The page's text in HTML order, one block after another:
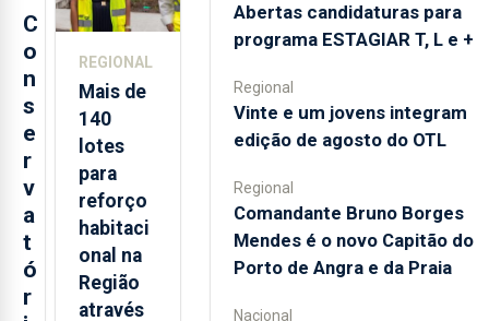
C
o
n
s
e
r
v
a
t
ó
r
REGIONAL
Mais de
140
lotes
para
reforço
habitaci
onal na
Região
através
Abertas candidaturas para
programa ESTAGIAR T, L e +
Regional
Vinte e um jovens integram
edição de agosto do OTL
Regional
Comandante Bruno Borges
Mendes é o novo Capitão do
Porto de Angra e da Praia
Nacional